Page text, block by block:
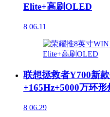
Elite+高刷OLED
8 06.11
联想拯救者Y700新
+165Hz+5000万环形
8 06.29